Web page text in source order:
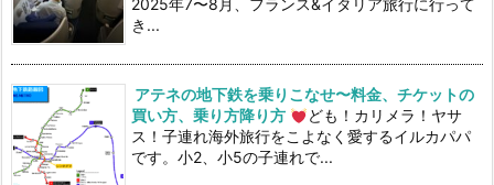
2025年7〜8月、フランス&イタリア旅行に行って
き...
アテネの地下鉄を乗りこなせ〜料金、チケットの
買い方、乗り方降り方
ども！カリメラ！ヤサ
ス！子連れ海外旅行をこよなく愛するイルカパパ
です。小2、小5の子連れで...